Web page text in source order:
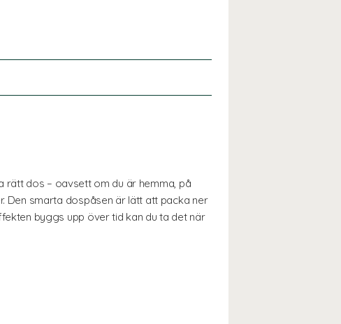
rätt dos – oavsett om du är hemma, på
Den smarta dospåsen är lätt att packa ner
byggs upp över tid kan du ta det när